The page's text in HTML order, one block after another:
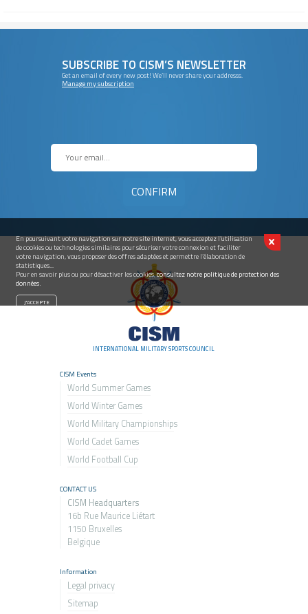
En poursuivant votre navigation sur notre site internet, vous acceptez l’utilisation
de cookies ou technologies similaires pour sécuriser votre connexion et faciliter
votre navigation, vous proposer des offres adaptées et permettre l’élaboration de
statistiques...
Pour en savoir plus ou pour désactiver les cookies,consultez notre politique de protection des
données.
SUBSCRIBE TO CISM’S NEWSLETTER
Get an email of every new post! We’ll never share your addresss.
Manage my subscription
INTERNATIONAL MILITARY SPORTS COUNCIL
CISM Events
World Summer Games
World Winter Games
World Military Championships
World Cadet Games
World Football Cup
CONTACT US
CISM Headquarters
16b Rue Maurice Liétart
1150 Bruxelles
Belgique
Information
Legal privacy
Sitemap